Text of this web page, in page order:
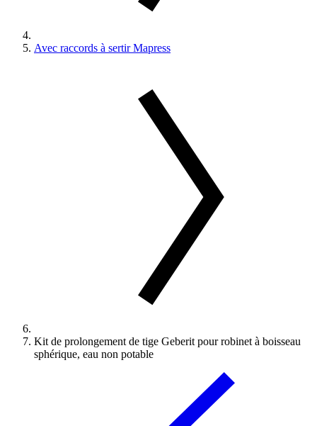
Avec raccords à sertir Mapress
Kit de prolongement de tige Geberit pour robinet à boisseau
sphérique, eau non potable